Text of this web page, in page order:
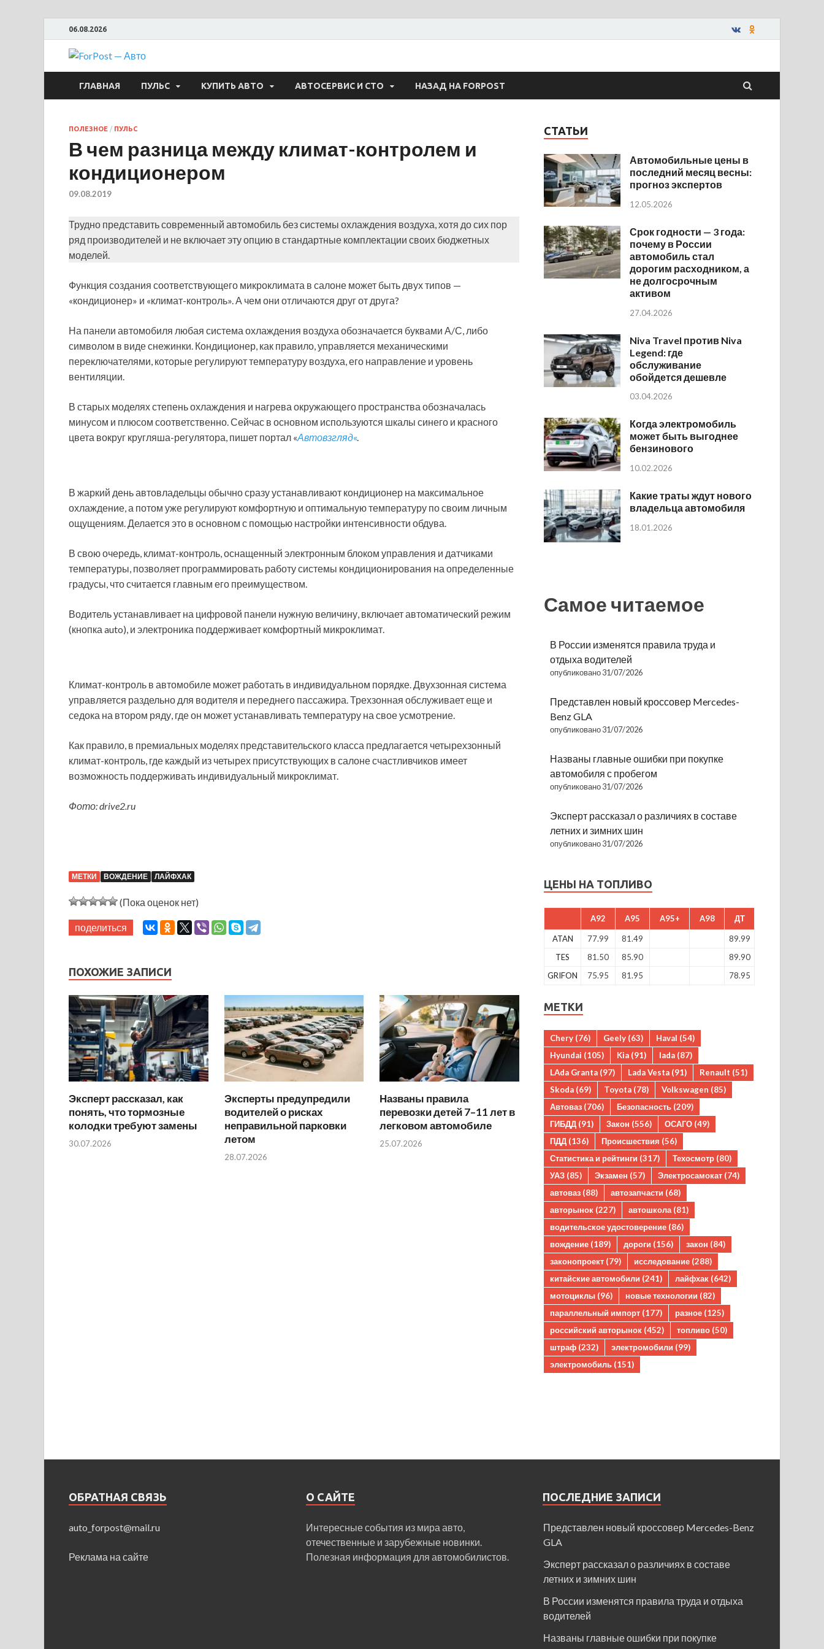
06.08.2026
ForPost — Авто
ГЛАВНАЯ ПУЛЬС КУПИТЬ АВТО АВТОСЕРВИС И СТО НАЗАД НА FORPOST
ПОЛЕЗНОЕ / ПУЛЬС
В чем разница между климат-контролем и
кондиционером
09.08.2019
Трудно представить современный автомобиль без системы охлаждения воздуха, хотя до сих пор
ряд производителей и не включает эту опцию в стандартные комплектации своих бюджетных
моделей.
Функция создания соответствующего микроклимата в салоне может быть двух типов —
«кондиционер» и «климат-контроль». А чем они отличаются друг от друга?
На панели автомобиля любая система охлаждения воздуха обозначается буквами А/С, либо
символом в виде снежинки. Кондиционер, как правило, управляется механическими
переключателями, которые регулируют температуру воздуха, его направление и уровень
вентиляции.
В старых моделях степень охлаждения и нагрева окружающего пространства обозначалась
минусом и плюсом соответственно. Сейчас в основном используются шкалы синего и красного
цвета вокруг кругляша-регулятора, пишет портал «Автовзгляд«.
В жаркий день автовладельцы обычно сразу устанавливают кондиционер на максимальное
охлаждение, а потом уже регулируют комфортную и оптимальную температуру по своим личным
ощущениям. Делается это в основном с помощью настройки интенсивности обдува.
В свою очередь, климат-контроль, оснащенный электронным блоком управления и датчиками
температуры, позволяет программировать работу системы кондиционирования на определенные
градусы, что считается главным его преимуществом.
Водитель устанавливает на цифровой панели нужную величину, включает автоматический режим
(кнопка auto), и электроника поддерживает комфортный микроклимат.
Климат-контроль в автомобиле может работать в индивидуальном порядке. Двухзонная система
управляется раздельно для водителя и переднего пассажира. Трехзонная обслуживает еще и
седока на втором ряду, где он может устанавливать температуру на свое усмотрение.
Как правило, в премиальных моделях представительского класса предлагается четырехзонный
климат-контроль, где каждый из четырех присутствующих в салоне счастливчиков имеет
возможность поддерживать индивидуальный микроклимат.
Фото: drive2.ru
МЕТКИ ВОЖДЕНИЕ ЛАЙФХАК
(Пока оценок нет)
поделиться
ПОХОЖИЕ ЗАПИСИ
Эксперт рассказал, как
понять, что тормозные
колодки требуют замены
30.07.2026
Эксперты предупредили
водителей о рисках
неправильной парковки
летом
28.07.2026
Названы правила
перевозки детей 7–11 лет в
легковом автомобиле
25.07.2026
СТАТЬИ
Автомобильные цены в
последний месяц весны:
прогноз экспертов
12.05.2026
Срок годности — 3 года:
почему в России
автомобиль стал
дорогим расходником, а
не долгосрочным
активом
27.04.2026
Niva Travel против Niva
Legend: где
обслуживание
обойдется дешевле
03.04.2026
Когда электромобиль
может быть выгоднее
бензинового
10.02.2026
Какие траты ждут нового
владельца автомобиля
18.01.2026
Самое читаемое
В России изменятся правила труда и
отдыха водителей
опубликовано 31/07/2026
Представлен новый кроссовер Mercedes-
Benz GLA
опубликовано 31/07/2026
Названы главные ошибки при покупке
автомобиля с пробегом
опубликовано 31/07/2026
Эксперт рассказал о различиях в составе
летних и зимних шин
опубликовано 31/07/2026
ЦЕНЫ НА ТОПЛИВО
A92 A95 A95+ A98 ДТ
ATAN 77.99 81.49
89.99
TES
81.50 85.90
89.90
GRIFON
75.95 81.95 78.95
МЕТКИ
Chery (76) Geely (63) Haval (54)
Hyundai (105) Kia (91) lada (87)
LAda Granta (97) Lada Vesta (91) Renault (51)
Skoda (69) Toyota (78) Volkswagen (85)
Автоваз (706) Безопасность (209)
ГИБДД (91) Закон (556) ОСАГО (49)
ПДД (136) Происшествия (56)
Статистика и рейтинги (317) Техосмотр (80)
УАЗ (85) Экзамен (57) Электросамокат (74)
автоваз (88) автозапчасти (68)
авторынок (227) автошкола (81)
водительское удостоверение (86)
вождение (189) дороги (156) закон (84)
законопроект (79) исследование (288)
китайские автомобили (241) лайфхак (642)
мотоциклы (96) новые технологии (82)
параллельный импорт (177) разное (125)
российский авторынок (452) топливо (50)
штраф (232) электромобили (99)
электромобиль (151)
ОБРАТНАЯ СВЯЗЬ
auto_forpost@mail.ru
Реклама на сайте
О САЙТЕ
Интересные события из мира авто,
отечественные и зарубежные новинки.
Полезная информация для автомобилистов.
ПОСЛЕДНИЕ ЗАПИСИ
Представлен новый кроссовер Mercedes-Benz
GLA
Эксперт рассказал о различиях в составе
летних и зимних шин
В России изменятся правила труда и отдыха
водителей
Названы главные ошибки при покупке